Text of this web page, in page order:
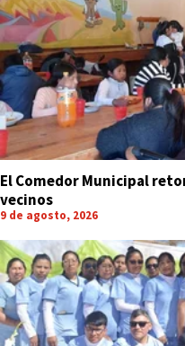
El Comedor Municipal
vecinos
9 de agosto, 2026